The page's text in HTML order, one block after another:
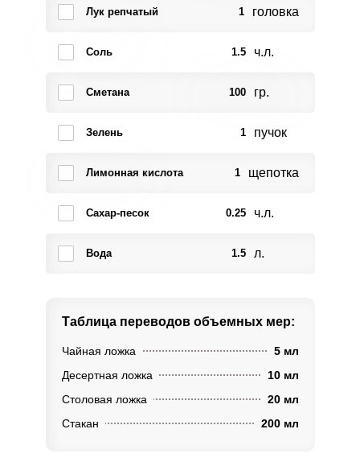
Лук репчатый 1 головка
Соль 1.5 ч.л.
Сметана 100 гр.
Зелень 1 пучок
Лимонная кислота 1 щепотка
Сахар-песок 0.25 ч.л.
Вода 1.5 л.
Таблица переводов объемных мер:
Чайная ложка
5 мл
Десертная ложка
10 мл
Столовая ложка
20 мл
Стакан
200 мл